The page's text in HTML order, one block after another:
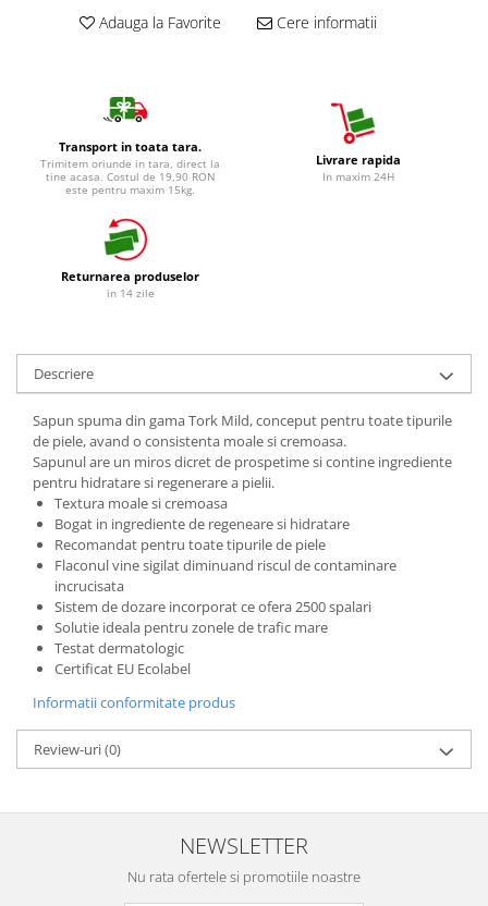
Detergent Vase Manual
Sare Masina De Spalat
Folie Si Pungi Alimentare
Lavete Si Bureti
Curatenie Bucatarie
Pungi Ambalare / Saci Menajeri
Vase Si Accesorii
Igiena si Dezinfectie
Cif Spray Baie
Detartrant WC
Dezinfectant Baie
Dezinfectant Bucatarie
Dezinfectant Sano
Domestos Verde
Domestos WC
Gel Antibacterian
Igienol Dezinfectant
Produse Curatenie Baie
Produse Sano Baie
Sanytol Dezinfectant
Hartie Igienica
Prosoape De Hartie Si Servetele
Odorizant Camera Electric
Odorizant Camera Air Wick
Adauga la Favorite Cere informatii
Transport in toata tara.
Trimitem oriunde in tara, direct la
tine acasa. Costul de 19,90 RON
este pentru maxim 15kg.
Livrare rapida
In maxim 24H
Returnarea produselor
in 14 zile
Descriere
Sapun spuma din gama Tork Mild, conceput pentru toate tipurile
de piele, avand o consistenta moale si cremoasa.
Sapunul are un miros dicret de prospetime si contine ingrediente
pentru hidratare si regenerare a pielii.
Textura moale si cremoasa
Bogat in ingrediente de regeneare si hidratare
Recomandat pentru toate tipurile de piele
Flaconul vine sigilat diminuand riscul de contaminare
incrucisata
Sistem de dozare incorporat ce ofera 2500 spalari
Solutie ideala pentru zonele de trafic mare
Testat dermatologic
Certificat EU Ecolabel
Informatii conformitate produs
Review-uri(0)
NEWSLETTER
Nu rata ofertele si promotiile noastre